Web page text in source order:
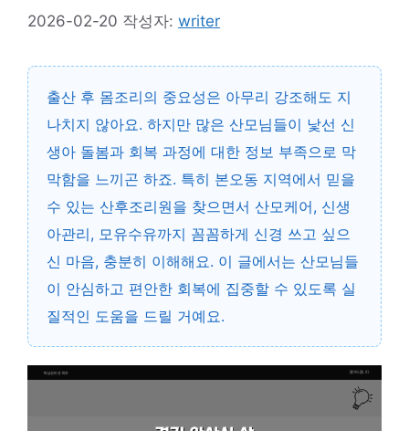
2026-02-20 작성자: writer
출산 후 몸조리의 중요성은 아무리 강조해도 지
나치지 않아요. 하지만 많은 산모님들이 낯선 신
생아 돌봄과 회복 과정에 대한 정보 부족으로 막
막함을 느끼곤 하죠. 특히 본오동 지역에서 믿을
수 있는 산후조리원을 찾으면서 산모케어, 신생
아관리, 모유수유까지 꼼꼼하게 신경 쓰고 싶으
신 마음, 충분히 이해해요. 이 글에서는 산모님들
이 안심하고 편안한 회복에 집중할 수 있도록 실
질적인 도움을 드릴 거예요.